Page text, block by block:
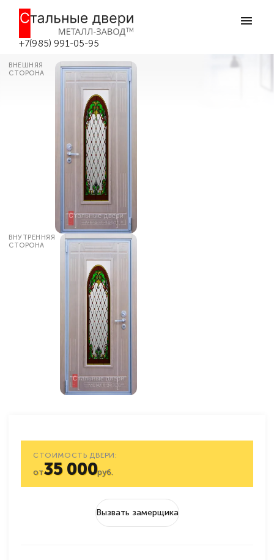
+7(985) 991-05-95
Металлическая дверь с цветным
витражом №23 в Боровске
Главная
ВНЕШНЯЯ
СТОРОНА
ВНУТРЕННЯЯ
СТОРОНА
СТОИМОСТЬ ДВЕРИ:
от35 000руб.
Вызвать замерщика